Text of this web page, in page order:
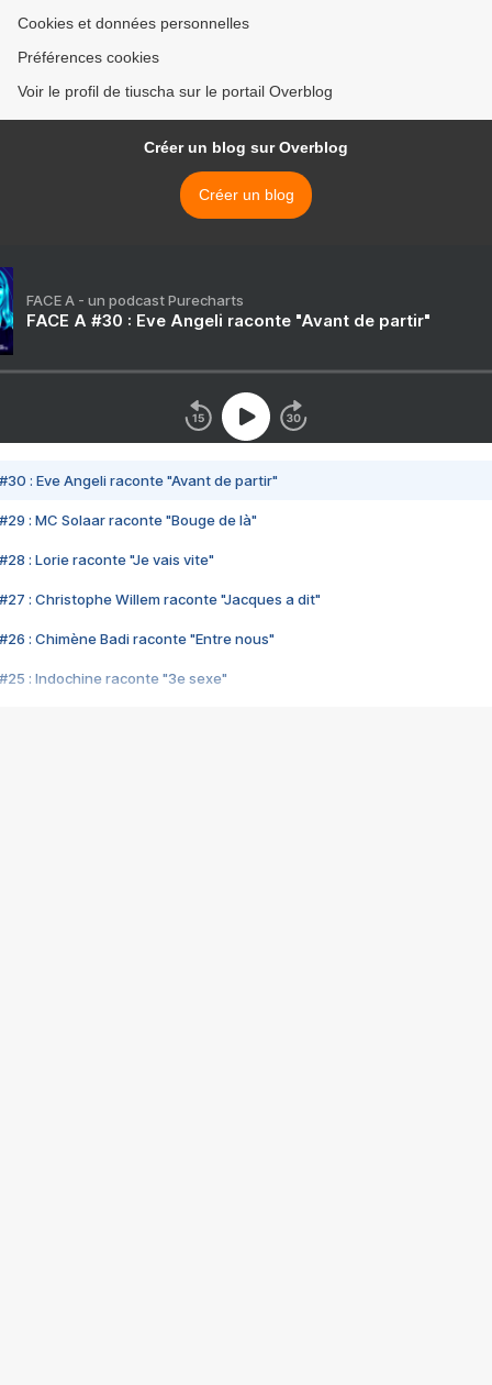
Cookies et données personnelles
Préférences cookies
Voir le profil de tiuscha sur le portail Overblog
Créer un blog sur Overblog
Créer un blog
FACE A - un podcast Purecharts
FACE A #30 : Eve Angeli raconte "Avant de partir"
#30 : Eve Angeli raconte "Avant de partir"
#29 : MC Solaar raconte "Bouge de là"
#28 : Lorie raconte "Je vais vite"
#27 : Christophe Willem raconte "Jacques a dit"
#26 : Chimène Badi raconte "Entre nous"
#25 : Indochine raconte "3e sexe"